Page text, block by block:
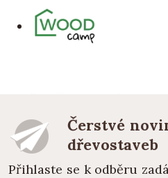
Čerstvé
dřevostaveb
Přihlaste se k odběru